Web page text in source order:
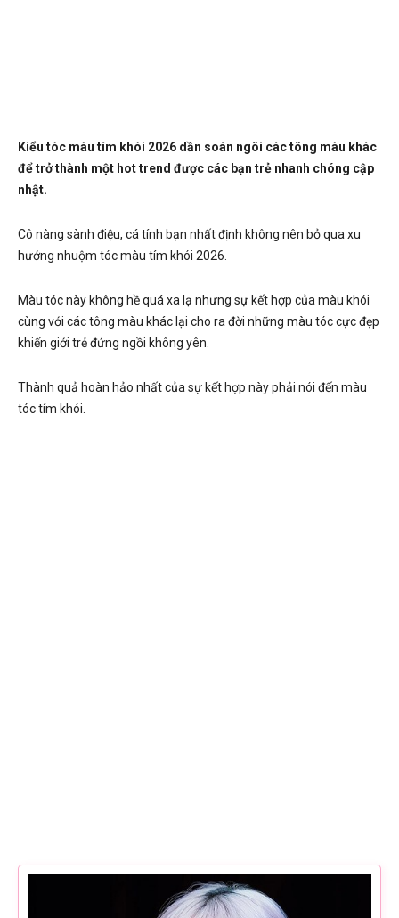
Kiểu tóc màu tím khói 2026 dần soán ngôi các tông màu khác
để trở thành một hot trend được các bạn trẻ nhanh chóng cập
nhật.
Cô nàng sành điệu, cá tính bạn nhất định không nên bỏ qua xu
hướng nhuộm tóc màu tím khói 2026.
Màu tóc này không hề quá xa lạ nhưng sự kết hợp của màu khói
cùng với các tông màu khác lại cho ra đời những màu tóc cực đẹp
khiến giới trẻ đứng ngồi không yên.
Thành quả hoàn hảo nhất của sự kết hợp này phải nói đến màu
tóc tím khói.